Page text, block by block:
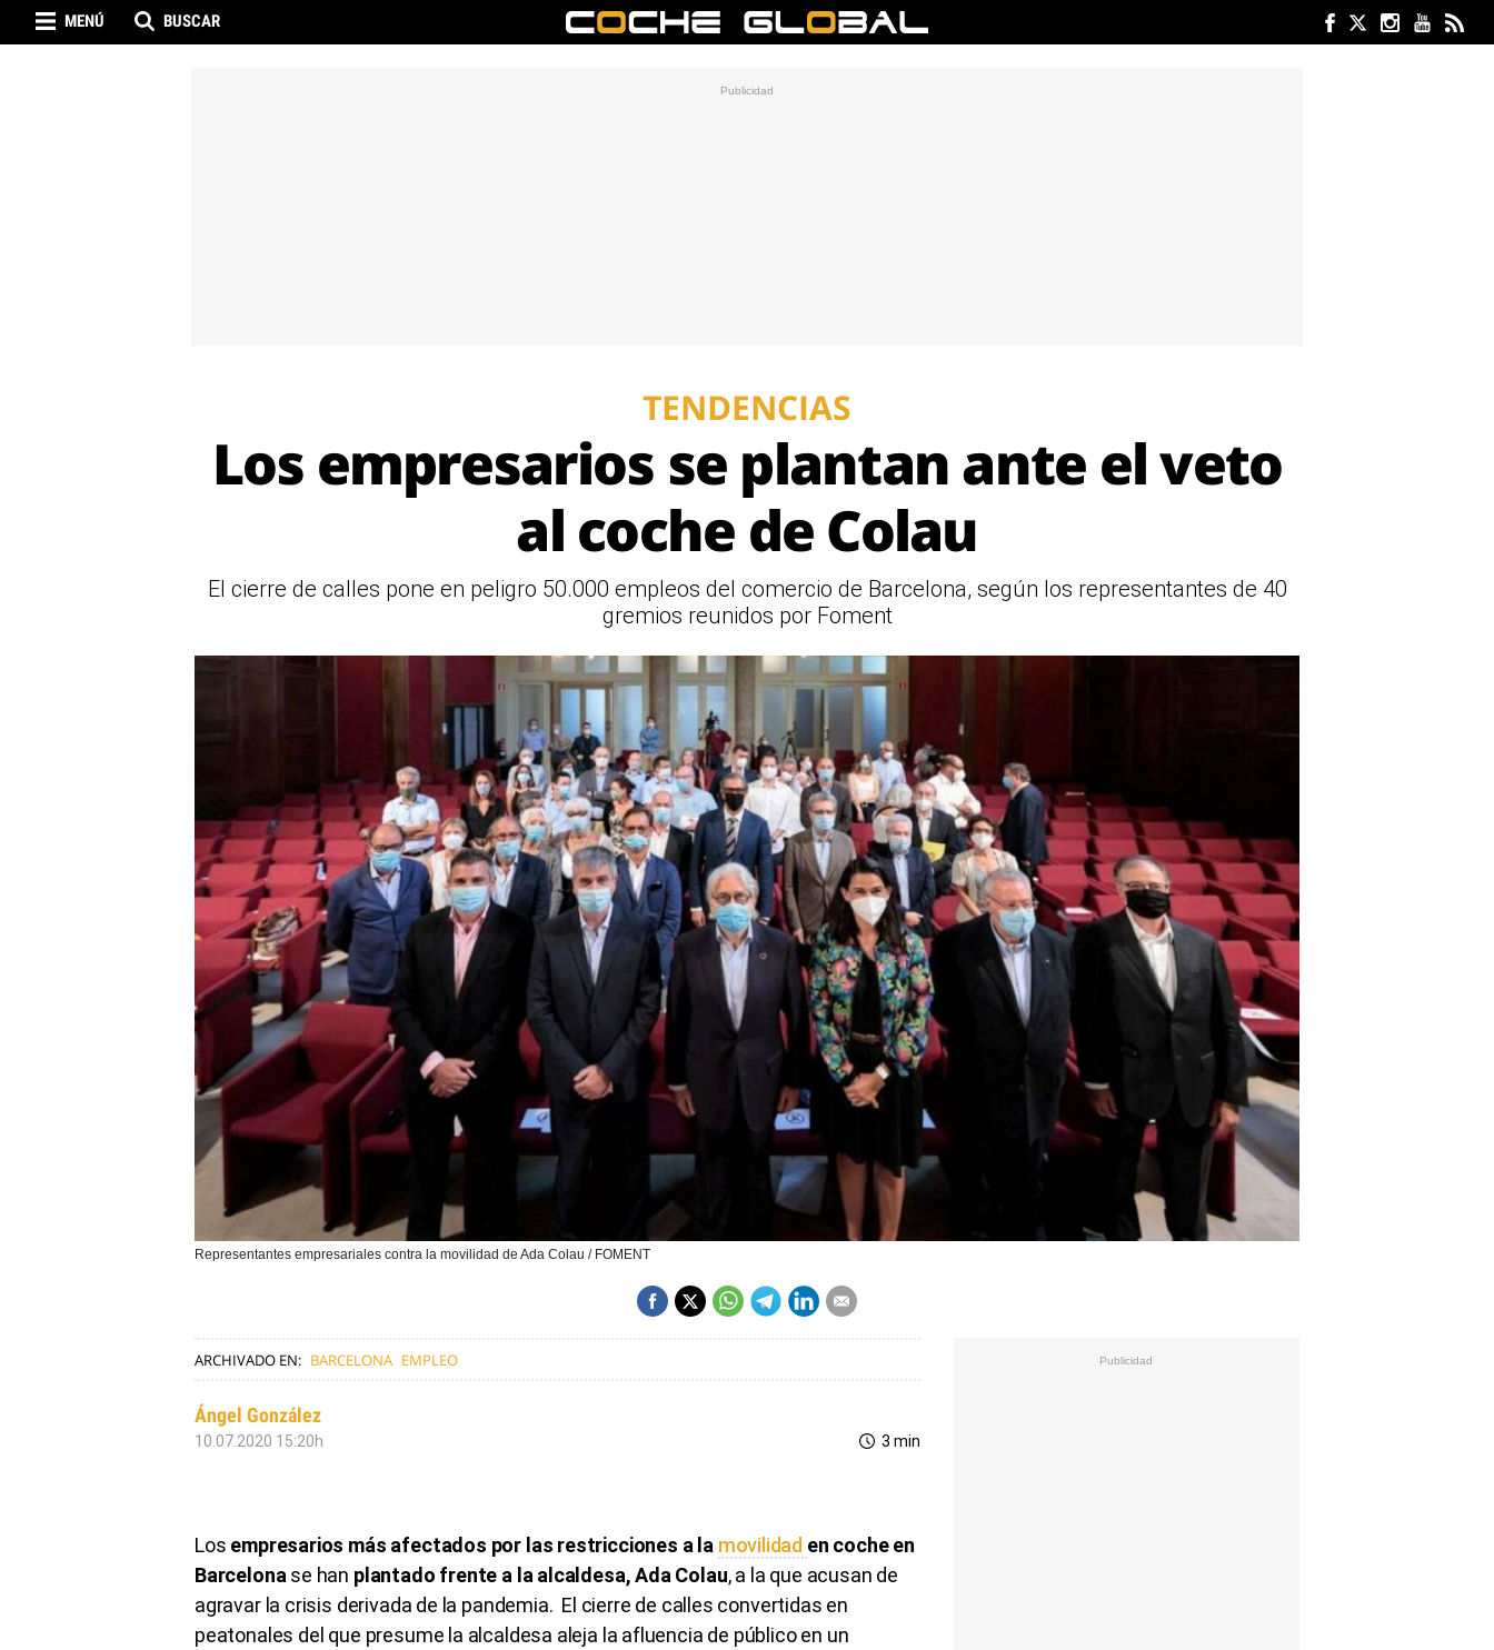
MENÚ BUSCAR
TENDENCIAS
Los empresarios se plantan ante el veto
al coche de Colau
El cierre de calles pone en peligro 50.000 empleos del comercio de Barcelona, según los representantes de 40
gremios reunidos por Foment
Representantes empresariales contra la movilidad de Ada Colau / FOMENT
ARCHIVADO EN: BARCELONA EMPLEO
Ángel González
10.07.2020 15:20h 3 min
Los empresarios más afectados por las restricciones a la movilidad en coche en
Barcelona se han plantado frente a la alcaldesa, Ada Colau, a la que acusan de
agravar la crisis derivada de la pandemia. El cierre de calles convertidas en
peatonales del que presume la alcaldesa aleja la afluencia de público en un